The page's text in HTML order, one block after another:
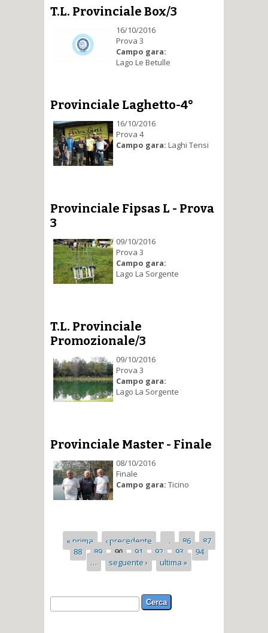
T.L. Provinciale Box/3
16/10/2016
Prova 3
Campo gara:
Lago Le Betulle
Provinciale Laghetto-4°
16/10/2016
Prova 4
Campo gara: Laghi Tensi
Provinciale Fipsas L - Prova
3
09/10/2016
Prova 3
Campo gara:
Lago La Sorgente
T.L. Provinciale
Promozionale/3
09/10/2016
Prova 3
Campo gara:
Lago La Sorgente
Provinciale Master - Finale
08/10/2016
Finale
Campo gara: Ticino
Pagine
« prima ‹ precedente … 86
87
88
89 90 91 92 93
94
…
seguente › ultima »
Form di ricerca
Cerca